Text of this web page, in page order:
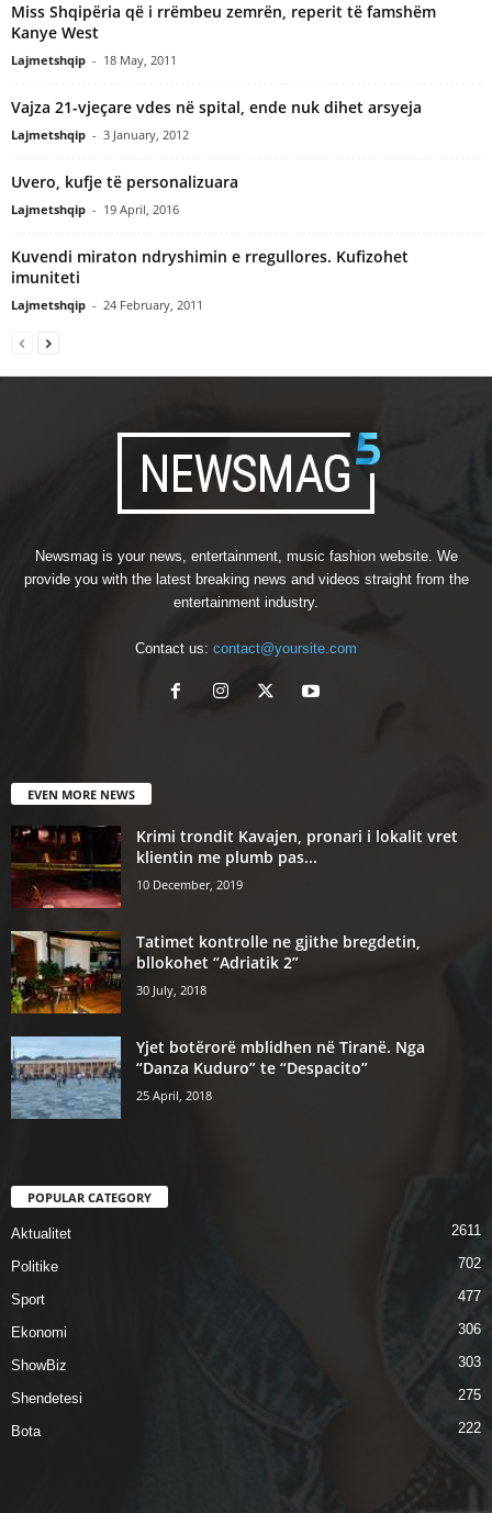
Miss Shqipëria që i rrëmbeu zemrën, reperit të famshëm
Kanye West
Lajmetshqip - 18 May, 2011
Vajza 21-vjeçare vdes në spital, ende nuk dihet arsyeja
Lajmetshqip - 3 January, 2012
Uvero, kufje të personalizuara
Lajmetshqip - 19 April, 2016
Kuvendi miraton ndryshimin e rregullores. Kufizohet
imuniteti
Lajmetshqip - 24 February, 2011
Newsmag is your news, entertainment, music fashion website. We
provide you with the latest breaking news and videos straight from the
entertainment industry.
Contact us: contact@yoursite.com
EVEN MORE NEWS
Krimi trondit Kavajen, pronari i lokalit vret
klientin me plumb pas...
10 December, 2019
Tatimet kontrolle ne gjithe bregdetin,
bllokohet “Adriatik 2”
30 July, 2018
Yjet botërorë mblidhen në Tiranë. Nga
“Danza Kuduro” te “Despacito”
25 April, 2018
POPULAR CATEGORY
Aktualitet 2611
Politike 702
Sport 477
Ekonomi 306
ShowBiz 303
Shendetesi 275
Bota 222